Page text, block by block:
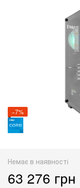
−7%
Немає в наявності
63 276 грн